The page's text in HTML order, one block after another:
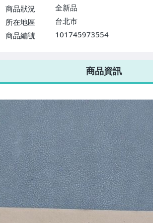
$1599免運費】
商品狀況
全新品
所在地區
台北市
商品編號
101745973554
7-ELEVEN 運費只要38元
不限金額、筆數，筆筆優惠無限次
商品資訊